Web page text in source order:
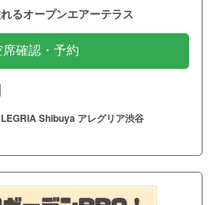
るオープンエアーテラス
席確認・予約
Shibuya アレグリア渋谷